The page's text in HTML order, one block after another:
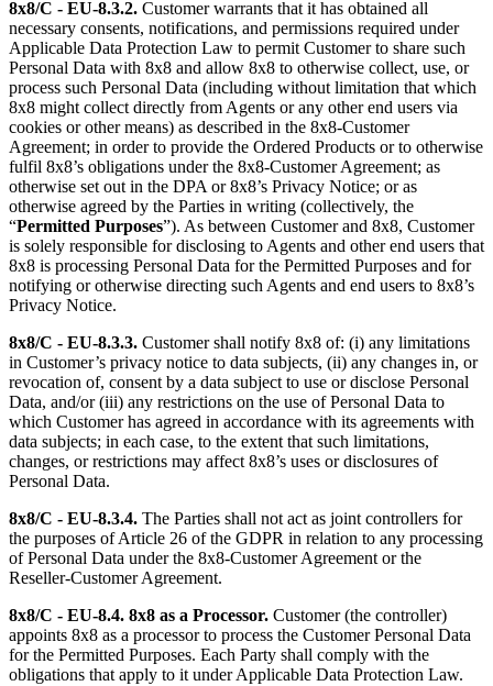
8x8/C - EU-8.3.2. Customer warrants that it has obtained all
necessary consents, notifications, and permissions required under
Applicable Data Protection Law to permit Customer to share such
Personal Data with 8x8 and allow 8x8 to otherwise collect, use, or
process such Personal Data (including without limitation that which
8x8 might collect directly from Agents or any other end users via
cookies or other means) as described in the 8x8-Customer
Agreement; in order to provide the Ordered Products or to otherwise
fulfil 8x8’s obligations under the 8x8-Customer Agreement; as
otherwise set out in the DPA or 8x8’s Privacy Notice; or as
otherwise agreed by the Parties in writing (collectively, the
“Permitted Purposes”). As between Customer and 8x8, Customer
is solely responsible for disclosing to Agents and other end users that
8x8 is processing Personal Data for the Permitted Purposes and for
notifying or otherwise directing such Agents and end users to 8x8’s
Privacy Notice.
8x8/C - EU-8.3.3. Customer shall notify 8x8 of: (i) any limitations
in Customer’s privacy notice to data subjects, (ii) any changes in, or
revocation of, consent by a data subject to use or disclose Personal
Data, and/or (iii) any restrictions on the use of Personal Data to
which Customer has agreed in accordance with its agreements with
data subjects; in each case, to the extent that such limitations,
changes, or restrictions may affect 8x8’s uses or disclosures of
Personal Data.
8x8/C - EU-8.3.4. The Parties shall not act as joint controllers for
the purposes of Article 26 of the GDPR in relation to any processing
of Personal Data under the 8x8-Customer Agreement or the
Reseller-Customer Agreement.
8x8/C - EU-8.4. 8x8 as a Processor. Customer (the controller)
appoints 8x8 as a processor to process the Customer Personal Data
for the Permitted Purposes. Each Party shall comply with the
obligations that apply to it under Applicable Data Protection Law.